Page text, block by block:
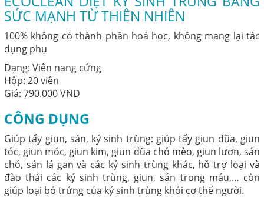
SỨC MẠNH TỪ THIÊN NHIÊN
100% không có thành phần hoá học, không mang lại tác
dụng phụ
Dạng: Viên nang cứng
Hộp: 20 viên
Giá: 790.000 VND
CÔNG DỤNG
Giúp tẩy giun, sán, ký sinh trùng: giúp tẩy giun đũa, giun
tóc, giun móc, giun kim, giun đũa chó mèo, giun lươn, sán
chó, sán lá gan và các ký sinh trùng khác, hỗ trợ loại và
đào thải các ký sinh trùng, giun, sán trong máu,… còn
giúp loại bỏ trứng của ký sinh trùng khỏi cơ thể người.